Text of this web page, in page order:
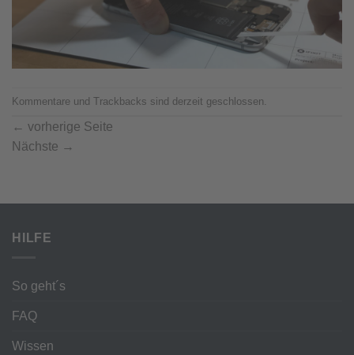
Kommentare und Trackbacks sind derzeit geschlossen.
← vorherige Seite
Nächste →
HILFE
So geht´s
FAQ
Wissen